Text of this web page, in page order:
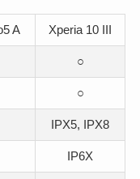
A Xperia 10 III
○
○
IPX5, IPX8
IP6X